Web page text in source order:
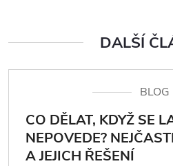
DALŠÍ
BLOG
CO DĚLAT, KDYŽ SE
NEPOVEDE?
A JEJICH ŘEŠENÍ